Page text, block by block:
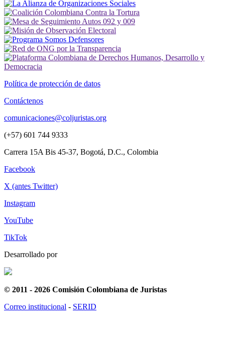
Política de protección de datos
Contáctenos
comunicaciones@coljuristas.org
(+57) 601 744 9333
Carrera 15A Bis 45-37, Bogotá, D.C., Colombia
Facebook
X (antes Twitter)
Instagram
YouTube
TikTok
Desarrollado por
© 2011 - 2026 Comisión Colombiana de Juristas
Correo institucional - SERID